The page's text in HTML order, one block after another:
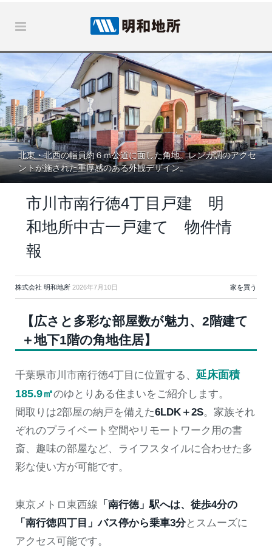
北東・北西の幅員約６ｍ公道に面した角地。レンガ調のアクセ
ントが施された重厚感のある外観デザイン。
市川市南行徳4丁目戸建 明
和地所中古一戸建て 物件情
報
株式会社 明和地所 2026年7月10日 家を買う
【広さと多彩な部屋数が魅力、2階建て
＋地下1階の角地住居】
千葉県市川市南行徳4丁目に位置する、 延床面積
185.9㎡のゆとりある住まいをご紹介します。
間取りは2部屋の納戸を備えた6LDK＋2S。家族それ
ぞれのプライベート空間やリモートワーク用の書
斎、趣味の部屋など、ライフスタイルに合わせた多
彩な使い方が可能です。
東京メトロ東西線 「南行徳」駅へは、徒歩4分の
「南行徳四丁目」バス停から乗車3分とスムーズに
アクセス可能です。